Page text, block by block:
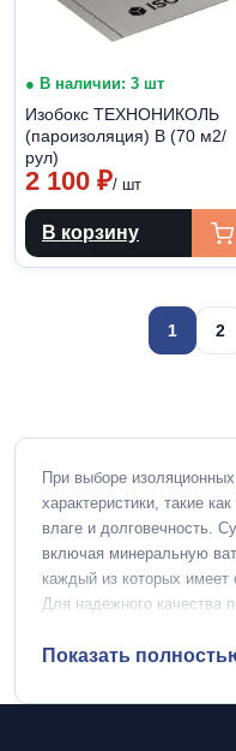
● В наличии: 3 шт
Изобокс ТЕХНОНИКОЛЬ
(пароизоляция) В (70 м2/
рул)
2 100 ₽/ шт
В корзину
1 2
При выборе
характеристики, такие
влаге и долговечность.
включая минеральную
каждый из которых имеет
Для надежного качества
внимание на сертификаты
Показать